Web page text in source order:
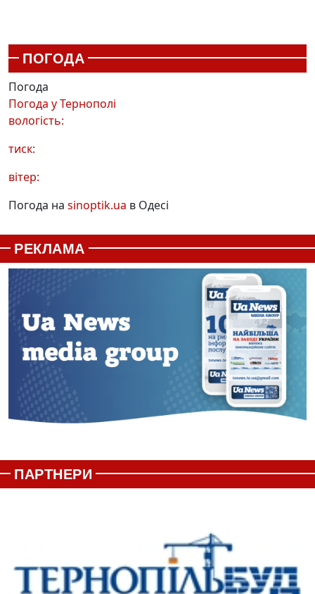
ПОГОДА
Погода
Погода уТернополі
вологість:
тиск:
вітер:
Погода на sinoptik.ua в Одесі
РЕКЛАМА
ПАРТНЕРИ